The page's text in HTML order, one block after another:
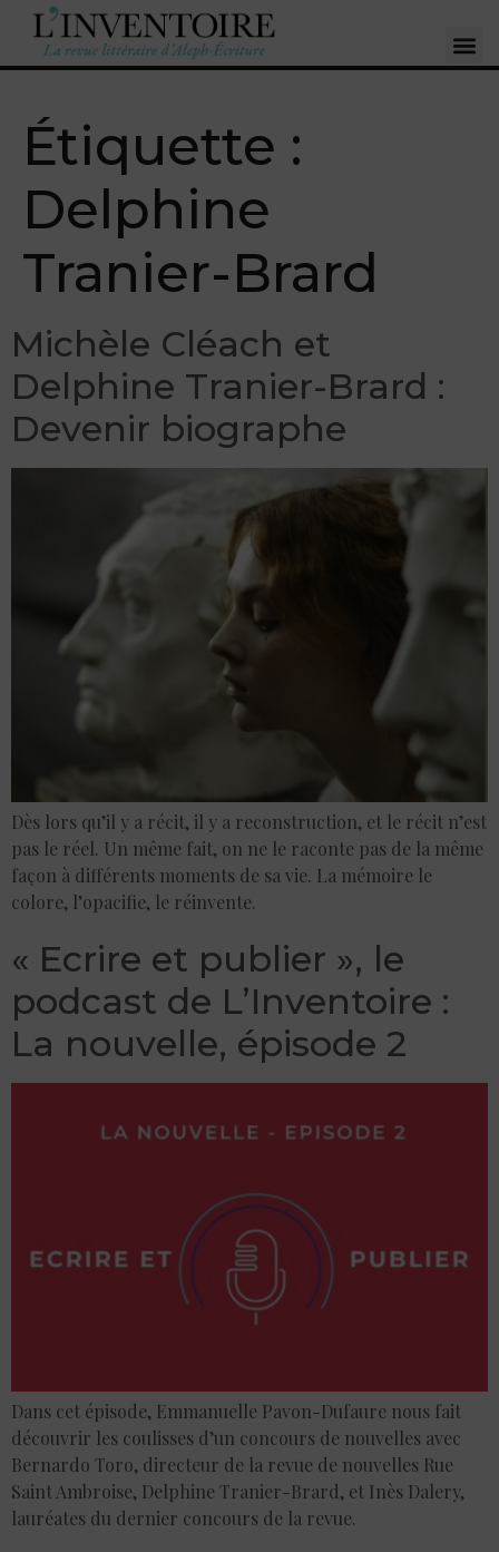
Étiquette :
Delphine
Tranier-Brard
Michèle Cléach et
Delphine Tranier-Brard :
Devenir biographe
Dès lors qu’il y a récit, il y a reconstruction, et le récit n’est
pas le réel. Un même fait, on ne le raconte pas de la même
façon à différents moments de sa vie. La mémoire le
colore, l’opacifie, le réinvente.
« Ecrire et publier », le
podcast de L’Inventoire :
La nouvelle, épisode 2
Dans cet épisode, Emmanuelle Pavon-Dufaure nous fait
découvrir les coulisses d’un concours de nouvelles avec
Bernardo Toro, directeur de la revue de nouvelles Rue
Saint Ambroise, Delphine Tranier-Brard, et Inès Dalery,
lauréates du dernier concours de la revue.